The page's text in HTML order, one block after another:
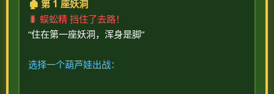
🏚️ 第 1 座妖洞
🐛 蜈蚣精 挡住了去路！
“住在第一座妖洞，浑身是脚”
选择一个葫芦娃出战：